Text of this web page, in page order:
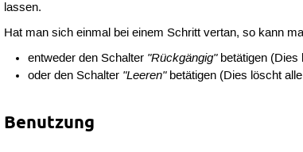
lassen.
Hat man sich einmal bei einem Schritt vertan, so kann
entweder den Schalter "Rückgängig"betätigen (Dies
oder den Schalter "Leeren"betätigen (Dies löscht
Benutzung